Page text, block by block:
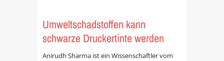
Umweltschadstoffen kann
schwarze Druckertinte werden
Anirudh Sharma ist ein Wissenschaftler vom